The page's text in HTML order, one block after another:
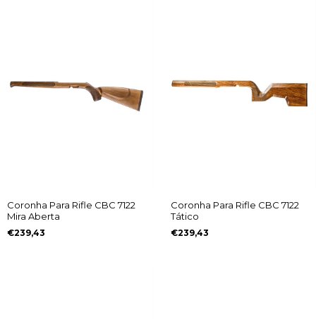
Coronha Para Rifle CBC 7122
Mira Aberta
€239,43
Coronha Para Rifle CBC 7122
Tático
€239,43